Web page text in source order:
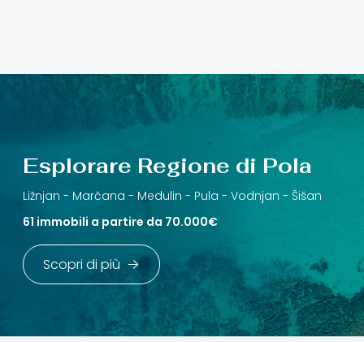
Esplorare Regione di Pola
Ližnjan - Marčana - Medulin - Pula - Vodnjan - Šišan
61 immobili a partire da 70.000€
Scopri di più